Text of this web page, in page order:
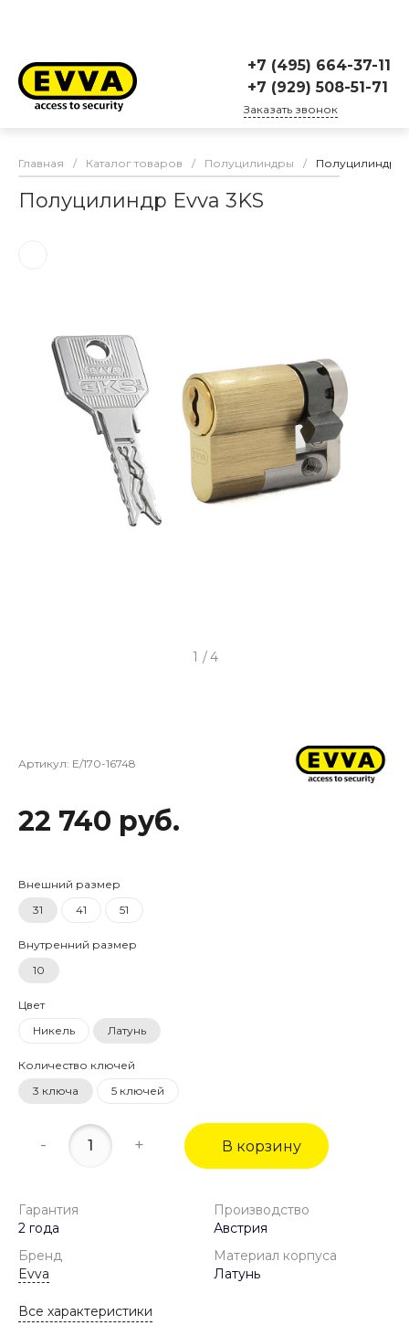
+7 (495) 664-37-11
+7 (929) 508-51-71
Заказать звонок
Главная / Каталог товаров / Полуцилиндры / Полуцилиндр
Полуцилиндр Evva 3KS
1 /4
Артикул: E/170-16748
22 740 руб.
Внешний размер
31
41 51
Внутренний размер
10
Цвет
Никель
Латунь
Количество ключей
3 ключа
5 ключей
- + В корзину
Гарантия
2 года
Производство
Австрия
Бренд
Evva
Материал корпуса
Латунь
Все характеристики